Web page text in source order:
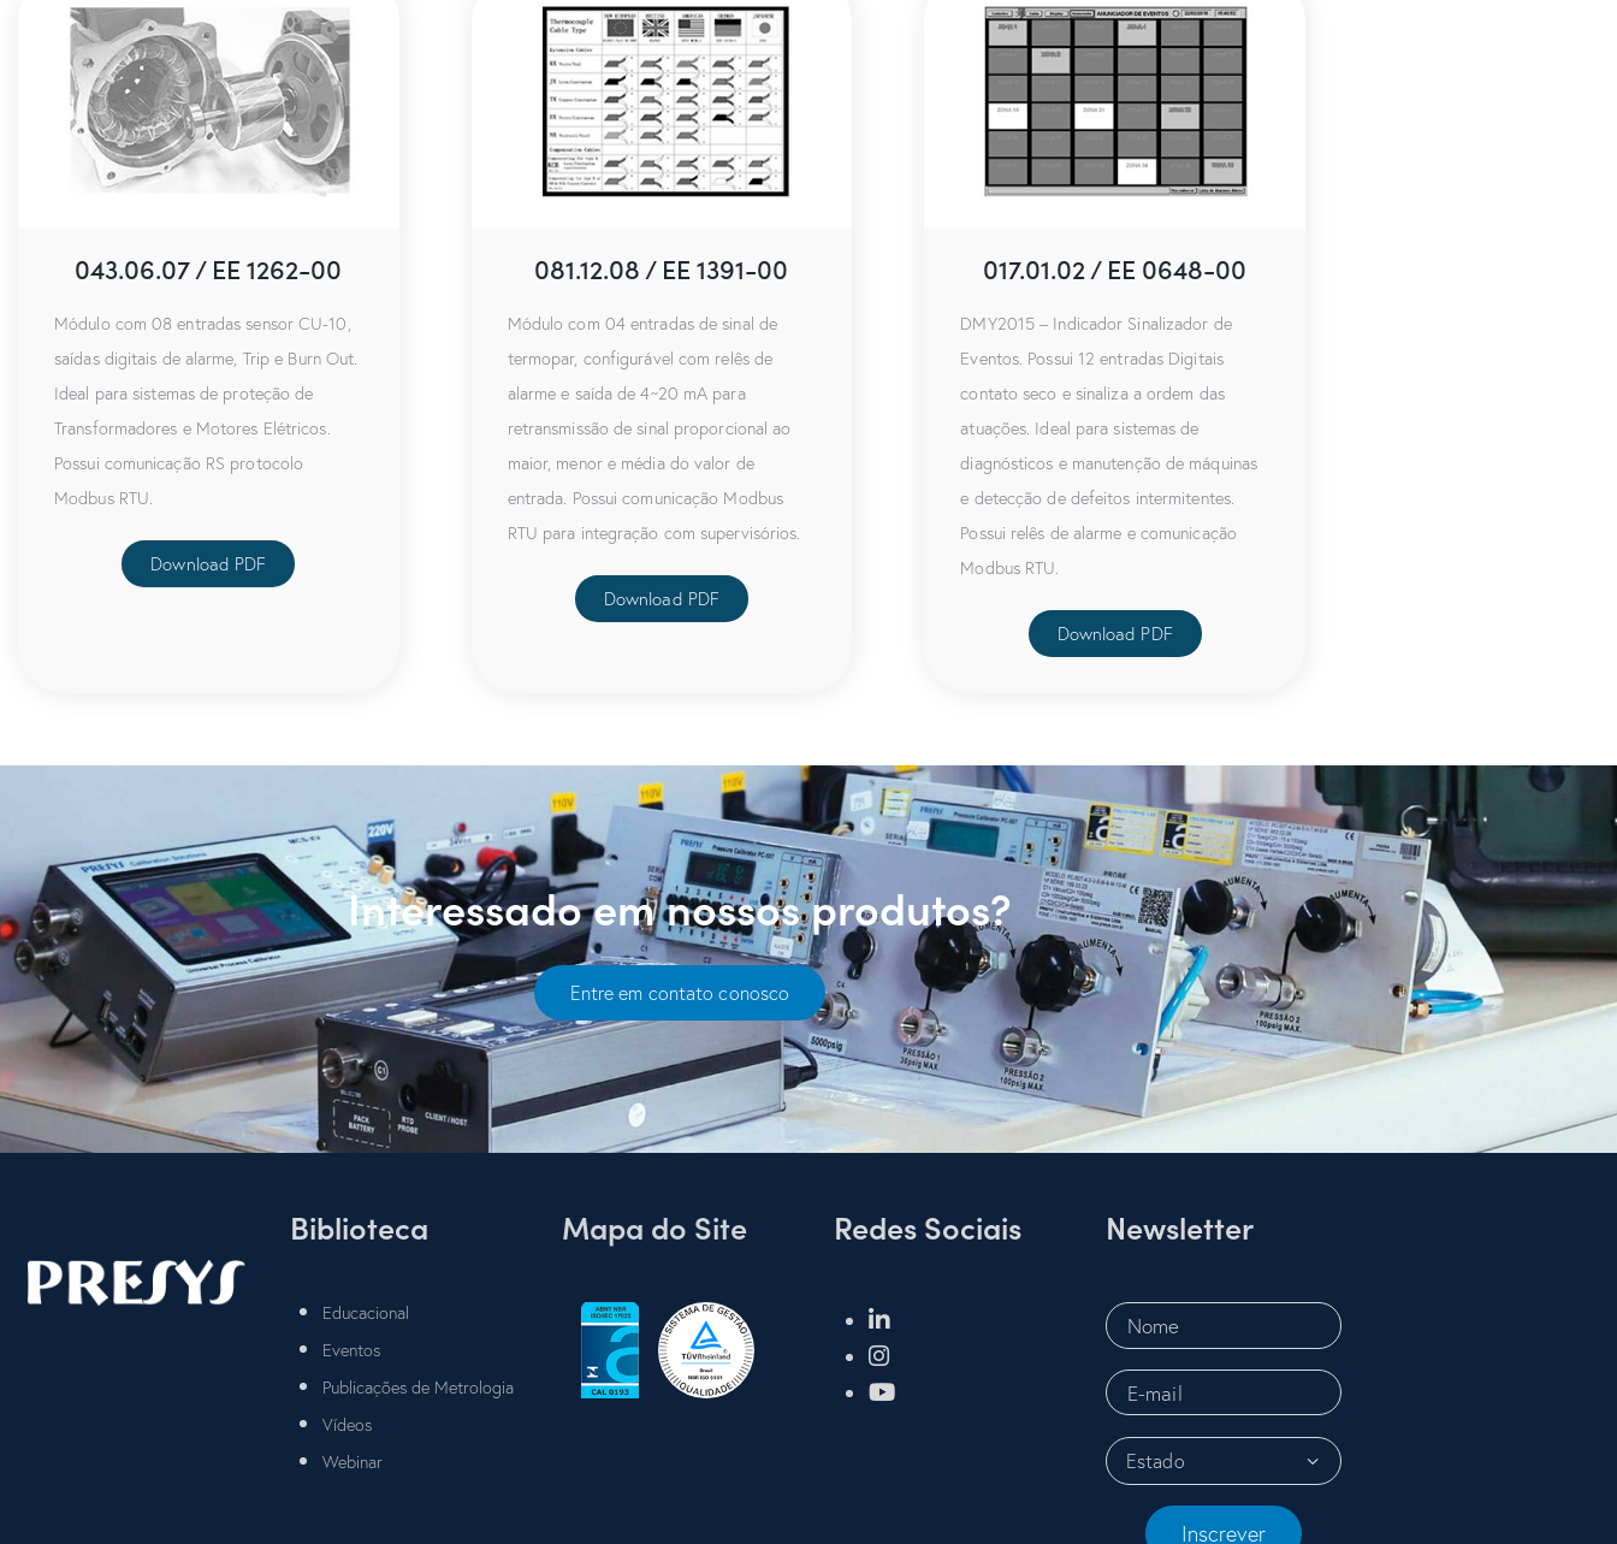
043.06.07 / EE 1262-00
Módulo com 08 entradas sensor CU-10,
saídas digitais de alarme, Trip e Burn Out.
Ideal para sistemas de proteção de
Transformadores e Motores Elétricos.
Possui comunicação RS protocolo
Modbus RTU.
Download PDF
081.12.08 / EE 1391-00
Módulo com 04 entradas de sinal de
termopar, configurável com relês de
alarme e saída de 4~20 mA para
retransmissão de sinal proporcional ao
maior, menor e média do valor de
entrada. Possui comunicação Modbus
RTU para integração com supervisórios.
Download PDF
017.01.02 / EE 0648-00
DMY2015 – Indicador Sinalizador de
Eventos. Possui 12 entradas Digitais
contato seco e sinaliza a ordem das
atuações. Ideal para sistemas de
diagnósticos e manutenção de máquinas
e detecção de defeitos intermitentes.
Possui relês de alarme e comunicação
Modbus RTU.
Download PDF
Interessado em nossos produtos?
Entre em contato conosco
Biblioteca
Educacional
Eventos
Publicações de Metrologia
Vídeos
Webinar
Mapa do Site Redes Sociais Newsletter
Inscrever